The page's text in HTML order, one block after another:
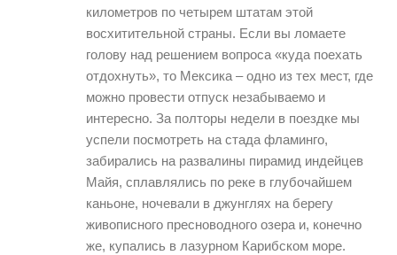
километров по четырем штатам этой
восхитительной страны. Если вы ломаете
голову над решением вопроса «куда поехать
отдохнуть», то Мексика – одно из тех мест, где
можно провести отпуск незабываемо и
интересно. За полторы недели в поездке мы
успели посмотреть на стада фламинго,
забирались на развалины пирамид индейцев
Майя, сплавлялись по реке в глубочайшем
каньоне, ночевали в джунглях на берегу
живописного пресноводного озера и, конечно
же, купались в лазурном Карибском море.